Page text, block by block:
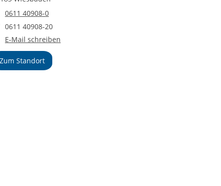
Telefonnummer
0611 40908-0
Faxnummer
0611 40908-20
E-Mail an Bildungszentrum Wiesbaden
E-Mail schreiben
Zum Standort